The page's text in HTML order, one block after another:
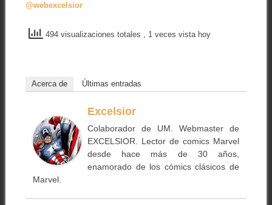
@webexcelsior
494 visualizaciones totales , 1 veces vista hoy
Acerca de Últimas entradas
Excelsior
Colaborador de UM. Webmaster de
EXCELSIOR. Lector de comics Marvel
desde hace más de 30 años,
enamorado de los cómics clásicos de
Marvel.